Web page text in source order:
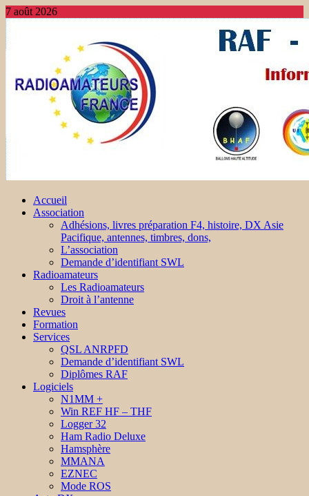
7 août 2026
Accueil
Association
Adhésions, livres préparation F4, histoire, DX Asie
Pacifique, antennes, timbres, dons,
L’association
Demande d’identifiant SWL
Radioamateurs
Les Radioamateurs
Droit à l’antenne
Revues
Formation
Services
QSL ANRPFD
Demande d’identifiant SWL
Diplômes RAF
Logiciels
N1MM +
Win REF HF – THF
Logger 32
Ham Radio Deluxe
Hamsphère
MMANA
EZNEC
Mode ROS